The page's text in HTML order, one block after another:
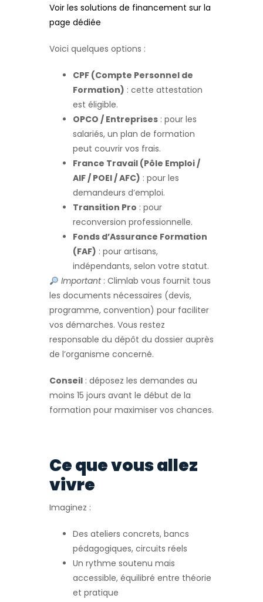
Voir les solutions de financement sur la
page dédiée
Voici quelques options :
CPF (Compte Personnel de
Formation) : cette attestation
est éligible.
OPCO / Entreprises : pour les
salariés, un plan de formation
peut couvrir vos frais.
France Travail (Pôle Emploi /
AIF / POEI / AFC) : pour les
demandeurs d’emploi.
Transition Pro : pour
reconversion professionnelle.
Fonds d’Assurance Formation
(FAF) : pour artisans,
indépendants, selon votre statut.
Important: Climlab vous fournit tous
les documents nécessaires (devis,
programme, convention) pour faciliter
vos démarches. Vous restez
responsable du dépôt du dossier auprès
de l’organisme concerné.
Conseil : déposez les demandes au
moins 15 jours avant le début de la
formation pour maximiser vos chances.
Ce que vous allez
vivre
Imaginez :
Des ateliers concrets, bancs
pédagogiques, circuits réels
Un rythme soutenu mais
accessible, équilibré entre théorie
et pratique